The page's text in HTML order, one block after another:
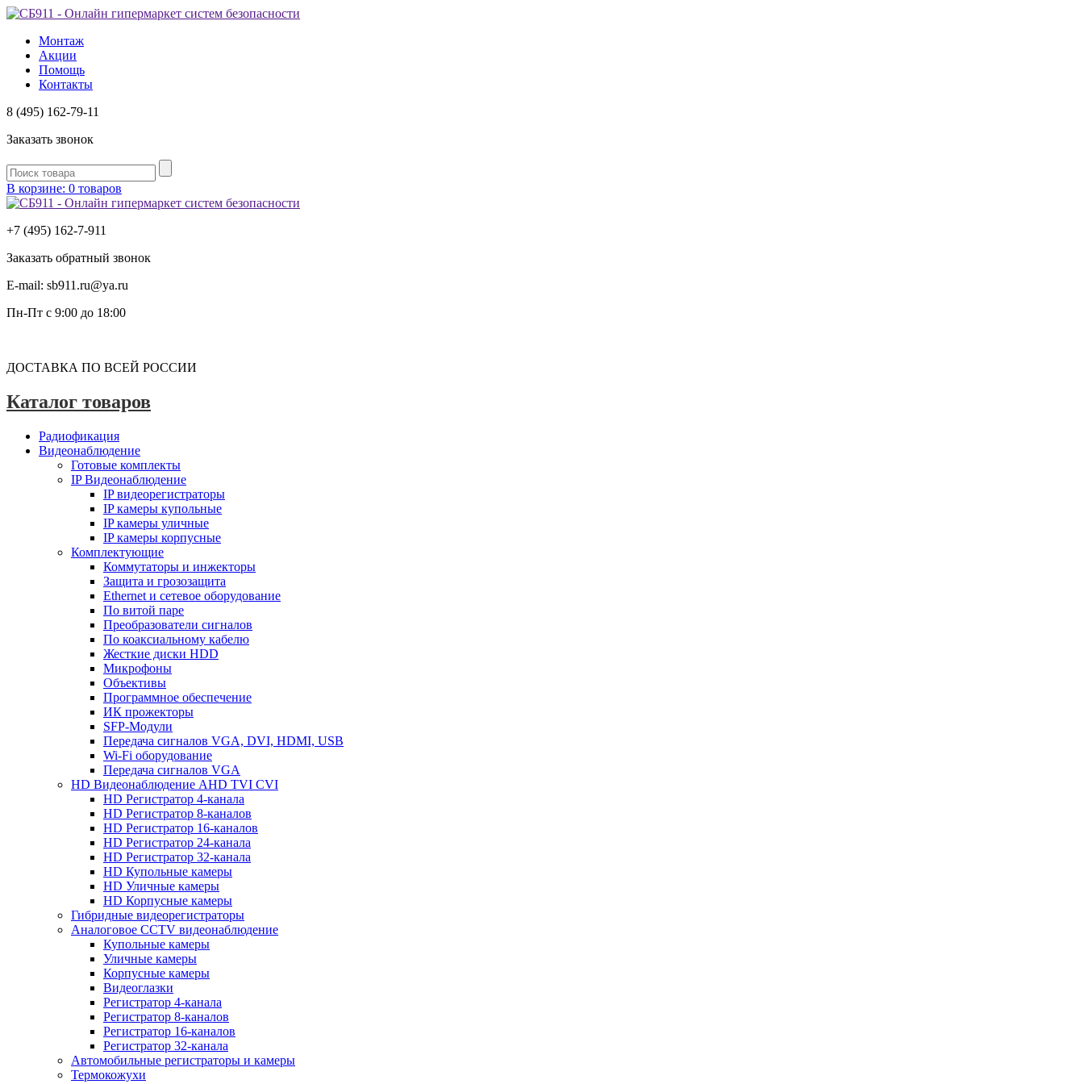
Монтаж
Акции
Помощь
Контакты
8 (495) 162-79-11
Заказать звонок
В корзине: 0 товаров
+7 (495) 162-7-911
Заказать обратный звонок
E-mail: sb911.ru@ya.ru
Пн-Пт с 9:00 до 18:00
ДОСТАВКА ПО ВСЕЙ РОССИИ
Каталог товаров
Радиофикация
Видеонаблюдение
Готовые комплекты
IP Видеонаблюдение
IP видеорегистраторы
IP камеры купольные
IP камеры уличные
IP камеры корпусные
Комплектующие
Коммутаторы и инжекторы
Защита и грозозащита
Ethernet и сетевое оборудование
По витой паре
Преобразователи сигналов
По коаксиальному кабелю
Жесткие диски HDD
Микрофоны
Объективы
Программное обеспечение
ИК прожекторы
SFP-Модули
Передача сигналов VGA, DVI, HDMI, USB
Wi-Fi оборудование
Передача сигналов VGA
HD Видеонаблюдение AHD TVI CVI
HD Регистратор 4-канала
HD Регистратор 8-каналов
HD Регистратор 16-каналов
HD Регистратор 24-канала
HD Регистратор 32-канала
HD Купольные камеры
HD Уличные камеры
HD Корпусные камеры
Гибридные видеорегистраторы
Аналоговое CCTV видеонаблюдение
Купольные камеры
Уличные камеры
Корпусные камеры
Видеоглазки
Регистратор 4-канала
Регистратор 8-каналов
Регистратор 16-каналов
Регистратор 32-канала
Автомобильные регистраторы и камеры
Термокожухи